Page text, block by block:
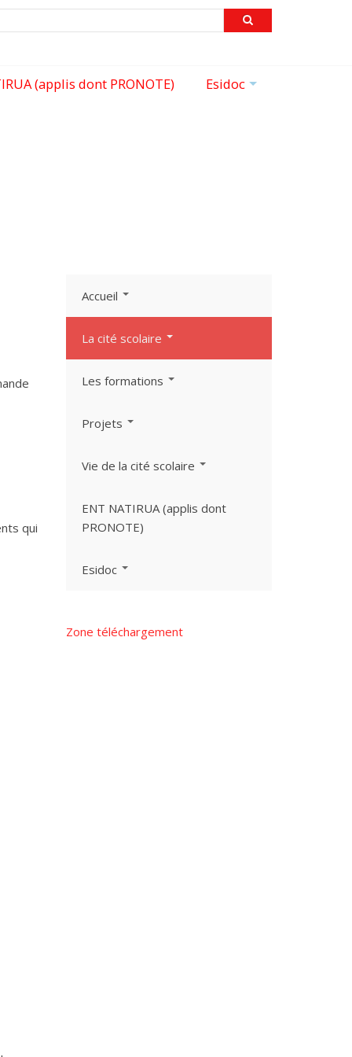
(applis dont PRONOTE) Esidoc
qui
Accueil
La cité scolaire
Les formations
Projets
Vie de la cité scolaire
ENT NATIRUA (applis dont
PRONOTE)
Esidoc
Zone téléchargement